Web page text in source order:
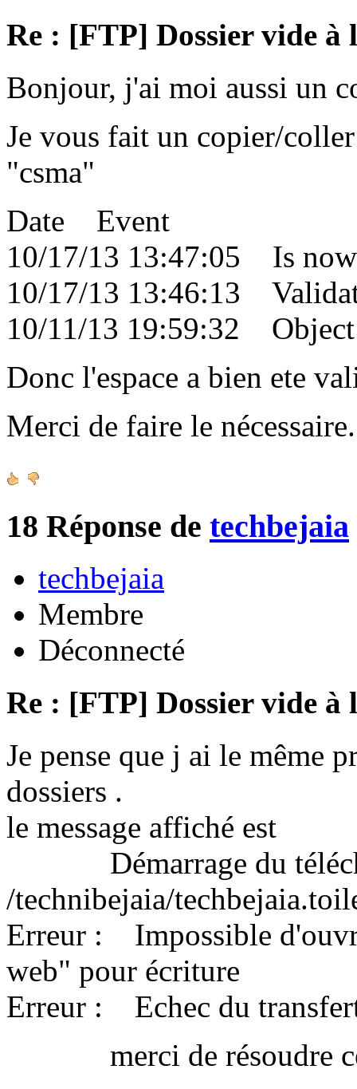
Re : [FTP] Dossier vide à
Bonjour, j'ai moi aussi un
Je vous fait un copier/
"csma"
Date Event
10/17/13 13:47:05 Is
10/17/13 13:46:13
10/11/13 19:59:32
Donc l'espace a bien ete
Merci de faire le
18 Réponse de techbejaia
techbejaia
Membre
Déconnecté
Re : [FTP] Dossier vide à
Je pense que j ai le même
dossiers .
le message affiché est
Démarrage du
/technibejaia/
Erreur : Impossible
web" pour écriture
Erreur : Echec du
merci de résoudre ce